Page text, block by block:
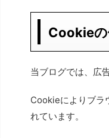
Cookie
当ブログでは、広
Cookieによりブラ
れています。